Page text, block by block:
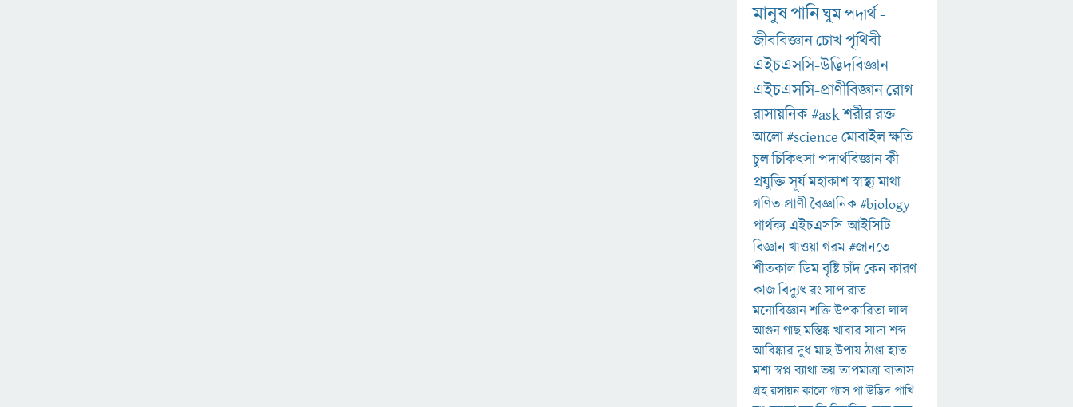
মানুষপানিঘুমপদার্থ-
জীববিজ্ঞানচোখপৃথিবী
এইচএসসি-উদ্ভিদবিজ্ঞান
এইচএসসি-প্রাণীবিজ্ঞানরোগ
রাসায়নিক#askশরীররক্ত
আলো#scienceমোবাইলক্ষতি
চুলচিকিৎসাপদার্থবিজ্ঞানকী
প্রযুক্তিসূর্যমহাকাশস্বাস্থ্যমাথা
গণিত প্রাণীবৈজ্ঞানিক#biology
পার্থক্য এইচএসসি-আইসিটি
বিজ্ঞানখাওয়াগরম#জানতে
শীতকালডিমবৃষ্টিচাঁদকেনকারণ
কাজবিদ্যুৎরংসাপরাত
মনোবিজ্ঞানশক্তিউপকারিতালাল
আগুনগাছমস্তিষ্কখাবারসাদাশব্দ
আবিষ্কারদুধমাছউপায়ঠাণ্ডাহাত
মশাস্বপ্নব্যাথাভয়তাপমাত্রাবাতাস
গ্রহরসায়নকালোগ্যাসপাউদ্ভিদপাখি